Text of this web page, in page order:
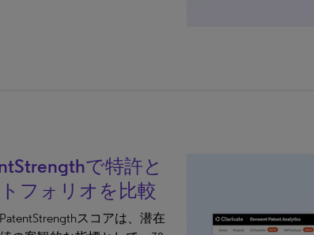
で特許と
フォリオを比較
スコアは、潜在